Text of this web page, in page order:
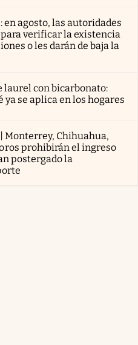
en agosto, las autoridades
verificar la existencia
o les darán de baja la
laurel con bicarbonato:
ya se aplica en los hogares
Monterrey, Chihuahua,
prohibirán el ingreso
postergado la